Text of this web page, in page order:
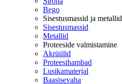
Bego
Sisestusmassid ja metallid
Sisestusmassid
Metallid
Proteeside valmistamine
Akrüülid
Proteesihambad
Lusikamaterjal
Baasisevaha